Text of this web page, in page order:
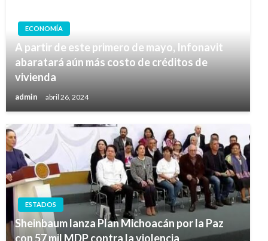
ECONOMÍA
A partir de este primero de mayo, Infonavit
abaratará aún más costo de créditos de
vivienda
admin abril 26, 2024
ESTADOS
Sheinbaum lanza Plan Michoacán por la Paz
con 57 mil MDP contra la violencia